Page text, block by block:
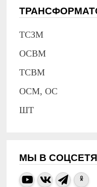
ТСЗМ
ОСВМ
ТСВМ
ОСМ, ОС
ШТ
МЫ В